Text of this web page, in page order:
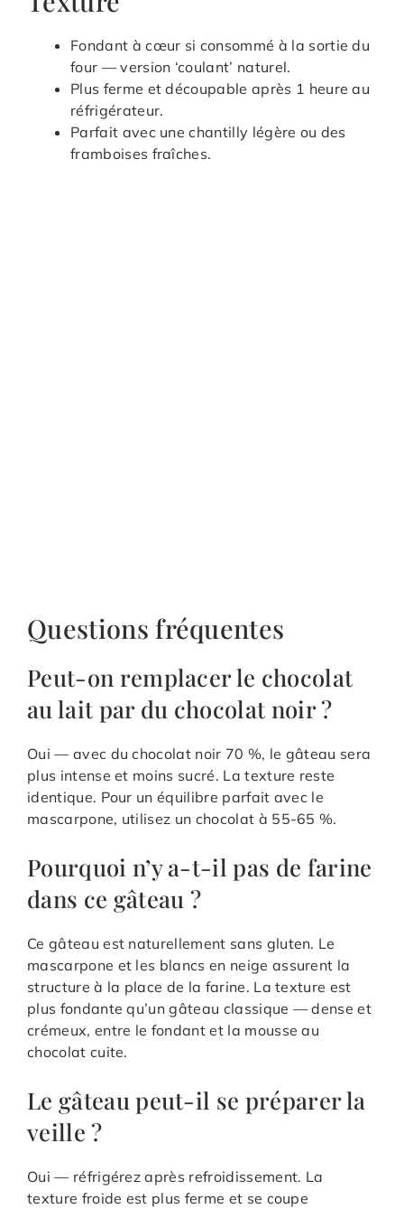
Fondant à cœur si consommé à la sortie du
four — version ‘coulant’ naturel.
Plus ferme et découpable après 1 heure au
réfrigérateur.
Parfait avec une chantilly légère ou des
framboises fraîches.
Questions fréquentes
Peut-on remplacer le chocolat
au lait par du chocolat noir ?
Oui — avec du chocolat noir 70 %, le gâteau sera
plus intense et moins sucré. La texture reste
identique. Pour un équilibre parfait avec le
mascarpone, utilisez un chocolat à 55-65 %.
Pourquoi n’y a-t-il pas de farine
dans ce gâteau ?
Ce gâteau est naturellement sans gluten. Le
mascarpone et les blancs en neige assurent la
structure à la place de la farine. La texture est
plus fondante qu’un gâteau classique — dense et
crémeux, entre le fondant et la mousse au
chocolat cuite.
Le gâteau peut-il se préparer la
veille ?
Oui — réfrigérez après refroidissement. La
texture froide est plus ferme et se coupe